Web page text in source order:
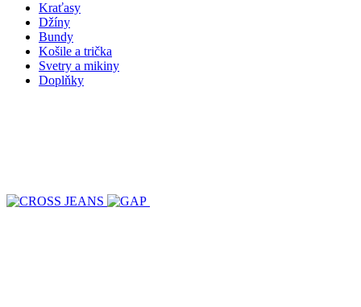
Kraťasy
Džíny
Bundy
Košile a trička
Svetry a mikiny
Doplňky